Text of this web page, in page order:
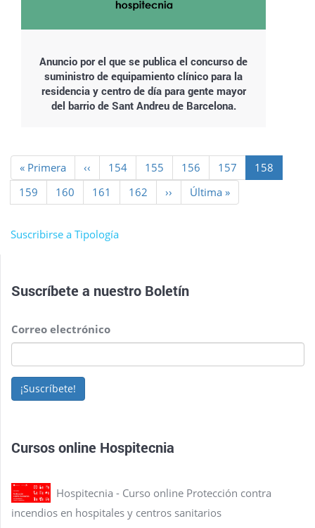
Anuncio por el que se publica el concurso de
suministro de equipamiento clínico para la
residencia y centro de día para gente mayor
del barrio de Sant Andreu de Barcelona.
Paginación
Primera
página
« Primera
Página
anterior
‹‹ Page
154 Page
155 Page
156 Page
157
Página
actual
158
Page
159 Page
160 Page
161 Page
162
Siguiente
página
››
Última
página
Última »
Suscribirse a Tipología
Suscríbete a nuestro Boletín
Correo electrónico
¡Suscríbete!
Cursos online Hospitecnia
Hospitecnia - Curso online Protección contra
incendios en hospitales y centros sanitarios